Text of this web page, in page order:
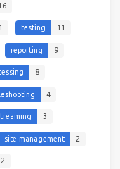
testing 11
reporting 9
8
4
3
site-management 2
2